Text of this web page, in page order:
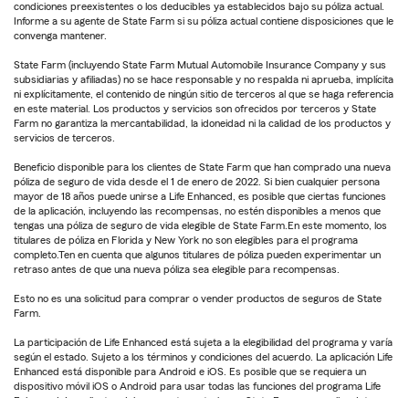
condiciones preexistentes o los deducibles ya establecidos bajo su póliza actual.
Informe a su agente de State Farm si su póliza actual contiene disposiciones que le
convenga mantener.
State Farm (incluyendo State Farm Mutual Automobile Insurance Company y sus
subsidiarias y afiliadas) no se hace responsable y no respalda ni aprueba, implícita
ni explícitamente, el contenido de ningún sitio de terceros al que se haga referencia
en este material. Los productos y servicios son ofrecidos por terceros y State
Farm no garantiza la mercantabilidad, la idoneidad ni la calidad de los productos y
servicios de terceros.
Beneficio disponible para los clientes de State Farm que han comprado una nueva
póliza de seguro de vida desde el 1 de enero de 2022. Si bien cualquier persona
mayor de 18 años puede unirse a Life Enhanced, es posible que ciertas funciones
de la aplicación, incluyendo las recompensas, no estén disponibles a menos que
tengas una póliza de seguro de vida elegible de State Farm.En este momento, los
titulares de póliza en Florida y New York no son elegibles para el programa
completo.Ten en cuenta que algunos titulares de póliza pueden experimentar un
retraso antes de que una nueva póliza sea elegible para recompensas.
Esto no es una solicitud para comprar o vender productos de seguros de State
Farm.
La participación de Life Enhanced está sujeta a la elegibilidad del programa y varía
según el estado. Sujeto a los términos y condiciones del acuerdo. La aplicación Life
Enhanced está disponible para Android e iOS. Es posible que se requiera un
dispositivo móvil iOS o Android para usar todas las funciones del programa Life